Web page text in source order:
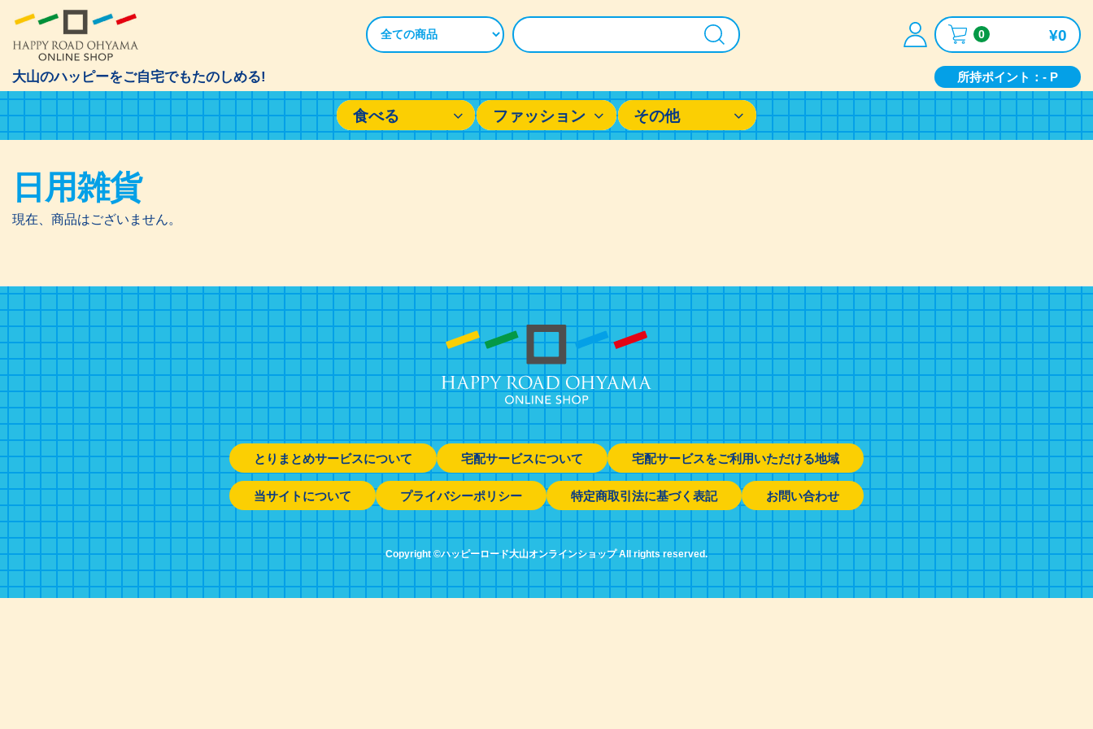
0 ¥0
大山のハッピーをご自宅でもたのしめる! 所持ポイント：- P
食べる ファッション その他
日用雑貨
現在、商品はございません。
とりまとめサービスについて 宅配サービスについて 宅配サービスをご利用いただける地域
当サイトについて プライバシーポリシー 特定商取引法に基づく表記 お問い合わせ
Copyright ©ハッピーロード大山オンラインショップ All rights reserved.